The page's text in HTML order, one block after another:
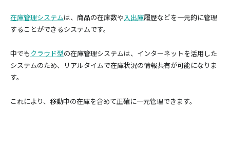
在庫管理システムは、商品の在庫数や入出庫履歴などを一元的に管理
することができるシステムです。
中でもクラウド型の在庫管理システムは、インターネットを活用した
システムのため、リアルタイムで在庫状況の情報共有が可能になりま
す。
これにより、移動中の在庫を含めて正確に一元管理できます。